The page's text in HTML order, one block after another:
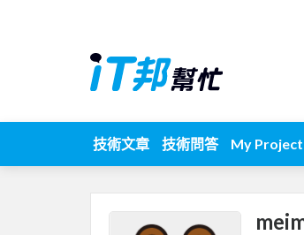
技術文章 技術問答 My Project